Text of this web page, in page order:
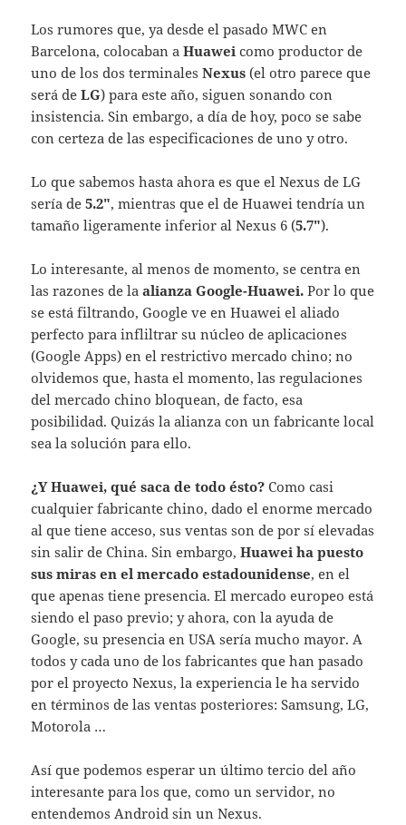
Los rumores que, ya desde el pasado MWC en
Barcelona, colocaban aHuawei como productor de
uno de los dos terminalesNexus (el otro parece que
será deLG) para este año, siguen sonando con
insistencia. Sin embargo, a día de hoy, poco se sabe
con certeza de las especificaciones de uno y otro.
Lo que sabemos hasta ahora es que el Nexus de LG
sería de5.2″, mientras que el de Huawei tendría un
tamaño ligeramente inferior al Nexus 6 (5.7″).
Lo interesante, al menos de momento, se centra en
las razones de laalianza Google-Huawei. Por lo que
se está filtrando, Google ve en Huawei el aliado
perfecto para infliltrar su núcleo de aplicaciones
(Google Apps) en el restrictivo mercado chino; no
olvidemos que, hasta el momento, las regulaciones
del mercado chino bloquean, de facto, esa
posibilidad. Quizás la alianza con un fabricante local
sea la solución para ello.
¿Y Huawei, qué saca de todo ésto? Como casi
cualquier fabricante chino, dado el enorme mercado
al que tiene acceso, sus ventas son de por sí elevadas
sin salir de China. Sin embargo,Huawei ha puesto
sus miras en el mercado estadounidense, en el
que apenas tiene presencia. El mercado europeo está
siendo el paso previo; y ahora, con la ayuda de
Google, su presencia en USA sería mucho mayor. A
todos y cada uno de los fabricantes que han pasado
por el proyecto Nexus, la experiencia le ha servido
en términos de las ventas posteriores: Samsung, LG,
Motorola …
Así que podemos esperar un último tercio del año
interesante para los que, como un servidor, no
entendemos Android sin un Nexus.